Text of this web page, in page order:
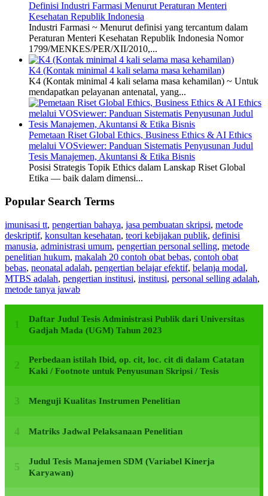
Definisi Industri Farmasi Menurut Peraturan Menteri
Kesehatan Republik Indonesia
Industri Farmasi ~ Menurut definisi yang tercantum dalam
Peraturan Menteri Kesehatan Republik Indonesia Nomor
1799/MENKES/PER/XII/2010,...
K4 (Kontak minimal 4 kali selama masa kehamilan)
K4 (Kontak minimal 4 kali selama masa kehamilan) ~ Untuk
mendapatkan pelayanan antenatal, yang...
Pemetaan Riset Global Ethics, Business Ethics & AI Ethics
melalui VOSviewer: Panduan Sistematis Penyusunan Judul
Tesis Manajemen, Akuntansi & Etika Bisnis
Posisi Strategis Topik Ethics dalam Lanskap Riset Global
Etika — baik dalam dimensi...
Popular Search Terms
imunisasi tt, pengertian bahaya, jasa pembuatan skripsi, metode
deskriptif, konsultan kesehatan, teori kebijakan publik, definisi
manusia, administrasi umum, pengertian personal selling, metode
penelitian hukum, makalah 20 contoh obat bebas, contoh obat
bebas, neonatal adalah, pengertian belajar efektif, belanja modal,
MTBS adalah, pengertian institusi, institusi, personal selling adalah,
metode tanya jawab
Daftar Judul Tesis Administrasi Publik dari Universitas
Gadjah Mada (UGM) Tahun 2023
Perbedaan istilah Ibid, op. cit, loc. cit di dalam Catatan
Kaki / Footnote untuk Penyusunan Skripsi / Tesis
Menguji Kualitas Instrumen Penelitian
Matriks Jadwal Pelaksanaan Penelitian
Judul Tesis Manajemen SDM (Variabel Kinerja
Karyawan)